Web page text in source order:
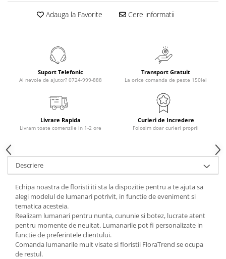
Adauga la Favorite Cere informatii
Suport Telefonic
Ai nevoie de ajutor? 0724-999-888
Transport Gratuit
La orice comanda de peste 150lei
Livrare Rapida
Livram toate comenzile in 1-2 ore
Curieri de Incredere
Folosim doar curieri proprii
Descriere
Echipa noastra de floristi iti sta la dispozitie pentru a te ajuta sa
alegi modelul de lumanari potrivit, in functie de eveniment si
tematica acesteia.
Realizam lumanari pentru nunta, cununie si botez, lucrate atent
pentru momente de neuitat. Lumanarile pot fi personalizate in
functie de preferintele clientului.
Comanda lumanarile mult visate si floristii FloraTrend se ocupa
de restul.